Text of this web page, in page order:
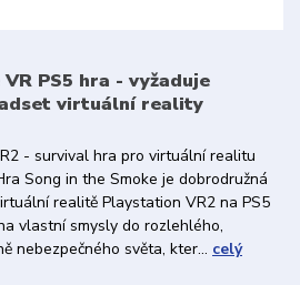
PS5 hra - vyžaduje
virtuální reality
- survival hra pro virtuální realitu
Song in the Smoke je dobrodružná
realitě Playstation VR2 na PS5
vlastní smysly do rozlehlého,
nebezpečného světa, kter... celý